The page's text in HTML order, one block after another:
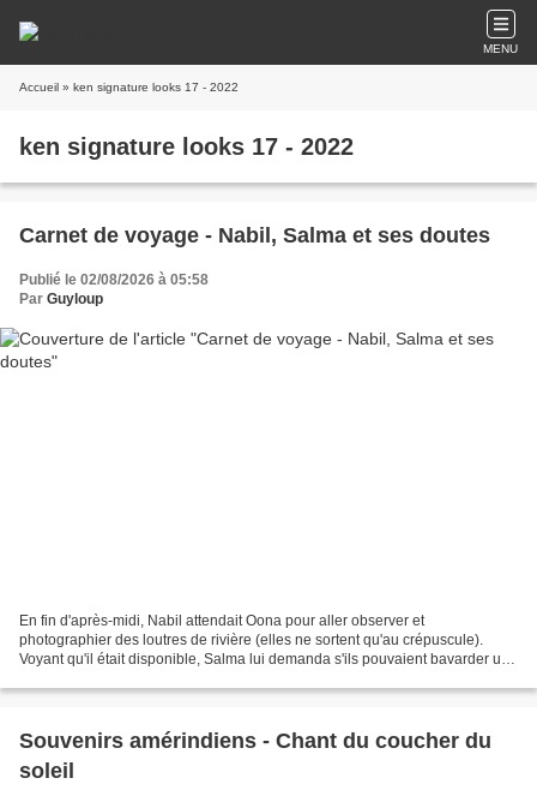
MENU
Accueil » ken signature looks 17 - 2022
ken signature looks 17 - 2022
Carnet de voyage - Nabil, Salma et ses doutes
Publié le 02/08/2026 à 05:58
Par Guyloup
En fin d'après-midi, Nabil attendait Oona pour aller observer et
photographier des loutres de rivière (elles ne sortent qu'au crépuscule).
Voyant qu'il était disponible, Salma lui demanda s'ils pouvaient bavarder un
Souvenirs amérindiens - Chant du coucher du
soleil